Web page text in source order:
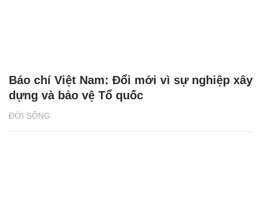
ĐỜI SỐNG
Báo chí Việt Nam: Đổi mới vì sự nghiệp xây
dựng và bảo vệ Tổ quốc